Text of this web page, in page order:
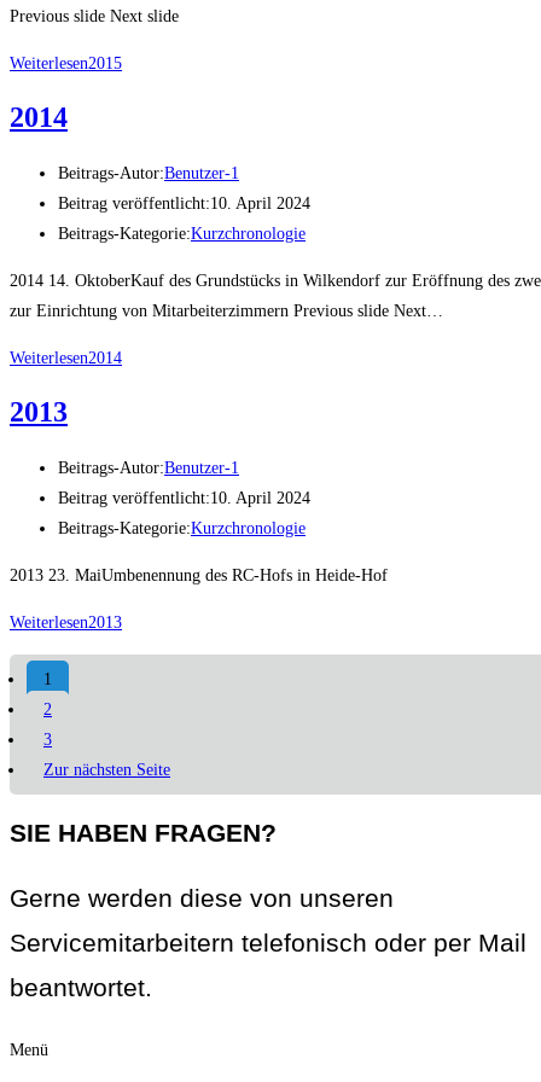
Previous slide Next slide
Weiterlesen2015
2014
Beitrags-Autor:Benutzer-1
Beitrag veröffentlicht:10. April 2024
Beitrags-Kategorie:Kurzchronologie
2014 14. OktoberKauf des Grundstücks in Wilkendorf zur Eröffnung des
zur Einrichtung von Mitarbeiterzimmern Previous slide Next…
Weiterlesen2014
2013
Beitrags-Autor:Benutzer-1
Beitrag veröffentlicht:10. April 2024
Beitrags-Kategorie:Kurzchronologie
2013 23. MaiUmbenennung des RC-Hofs in Heide-Hof
Weiterlesen2013
1
2
3
Zur nächsten Seite
SIE HABEN FRAGEN?
Gerne werden diese von unseren
Servicemitarbeitern telefonisch oder per Mail
beantwortet.
Menü